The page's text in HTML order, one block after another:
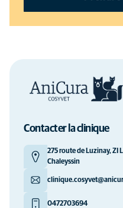
Contacter la clinique
275 route de Luzinay, ZI
Chaleyssin
0472703694